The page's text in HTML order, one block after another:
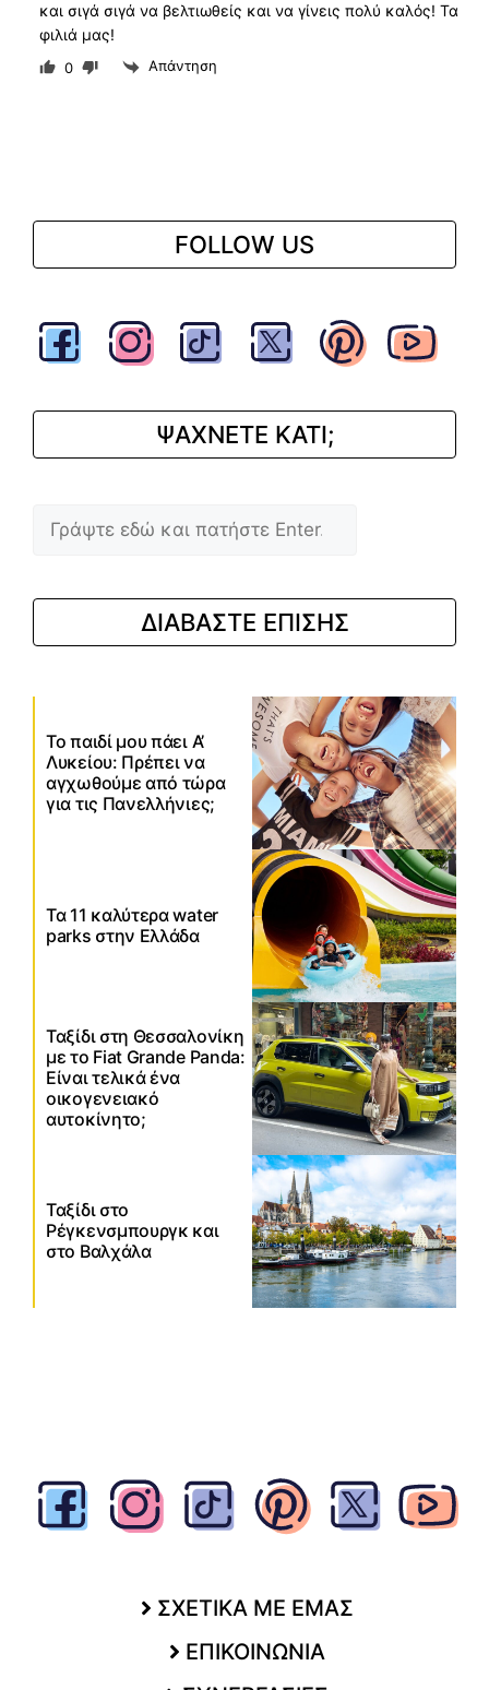
και σιγά σιγά να βελτιωθείς και να γίνεις πολύ καλός! Τα
φιλιά μας!
0 Απάντηση
FOLLOW US
ΨΑΧΝΕΤΕ ΚΑΤΙ;
ΔΙΑΒΑΣΤΕ ΕΠΙΣΗΣ
Το παιδί μου πάει Α’
Λυκείου: Πρέπει να
αγχωθούμε από τώρα
για τις Πανελλήνιες;
Τα 11 καλύτερα water
parks στην Ελλάδα
Ταξίδι στη Θεσσαλονίκη
με το Fiat Grande Panda:
Είναι τελικά ένα
οικογενειακό
αυτοκίνητο;
Ταξίδι στο
Ρέγκενσμπουργκ και
στο Βαλχάλα
ΣΧΕΤΙΚΑ ΜΕ ΕΜΑΣ
ΕΠΙΚΟΙΝΩΝΙΑ